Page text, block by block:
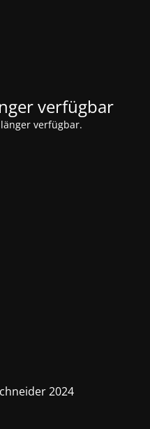
verfügbar
verfügbar.
2024